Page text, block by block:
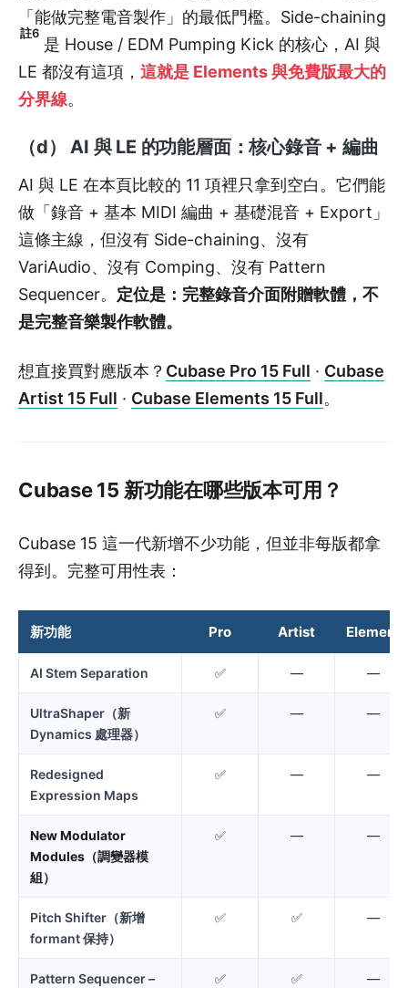
「能做完整電音製作」的最低門檻。Side-chaining
註6
是 House / EDM Pumping Kick 的核心，AI 與
LE 都沒有這項， 這就是 Elements 與免費版最大的
分界線。
（d） AI 與 LE 的功能層面：核心錄音 + 編曲
AI 與 LE 在本頁比較的 11 項裡只拿到空白。它們能
做「錄音 + 基本 MIDI 編曲 + 基礎混音 + Export」
這條主線，但沒有 Side-chaining、沒有
VariAudio、沒有 Comping、沒有 Pattern
Sequencer。 定位是：完整錄音介面附贈軟體，不
是完整音樂製作軟體。
想直接買對應版本？ Cubase Pro 15 Full · Cubase
Artist 15 Full · Cubase Elements 15 Full。
Cubase 15 新功能在哪些版本可用？
Cubase 15 這一代新增不少功能，但並非每版都拿
得到。完整可用性表：
新功能 Pro Artist Elements
AI Stem Separation ✅ — —
UltraShaper（新
Dynamics 處理器）
✅ — —
Redesigned
Expression Maps
✅ — —
New Modulator
Modules（調變器模
組）
✅ — —
Pitch Shifter（新增
formant 保持）
✅ ✅ —
Pattern Sequencer – ✅ ✅ —